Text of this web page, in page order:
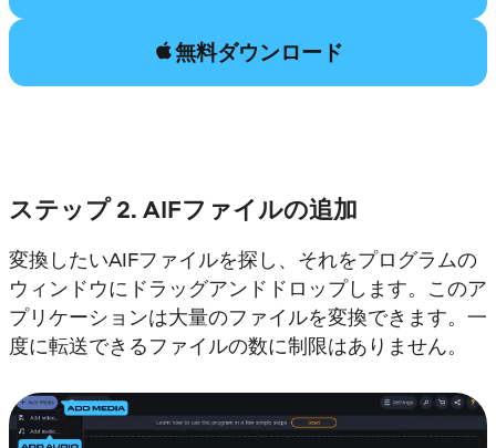
無料ダウンロード
ステップ 2. AIFファイルの追加
変換したいAIFファイルを探し、それをプログラムの
ウィンドウにドラッグアンドドロップします。このア
プリケーションは大量のファイルを変換できます。一
度に転送できるファイルの数に制限はありません。